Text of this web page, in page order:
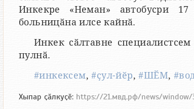
Инкекре «Неман» автобусри
больницӑна илсе кайнӑ.
Инкек сӑлтавне
пулнӑ.
#инкексем,#ҫул-йӗр,#ШӖМ,
Хыпар ҫӑлкуҫӗ: https://21.мвд.рф/news/window/